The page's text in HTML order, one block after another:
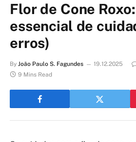
Flor de Cone
essencial de
erros)
By João Paulo S. Fagundes 19.12.2025
9 Mins Read